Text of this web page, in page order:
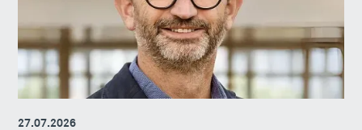
27.07.2026